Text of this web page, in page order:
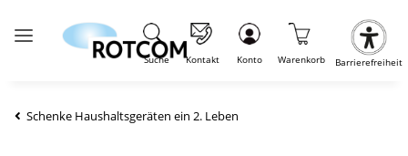
Suche Kontakt Konto Warenkorb Barrierefreiheit
Schenke Haushaltsgeräten ein 2. Leben